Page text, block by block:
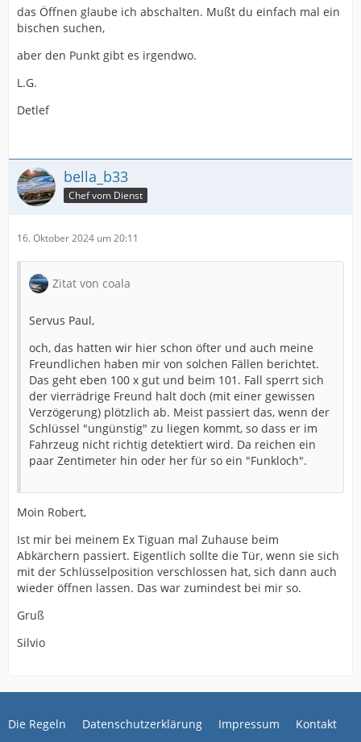
das Öffnen glaube ich abschalten. Mußt du einfach mal ein
bischen suchen,
aber den Punkt gibt es irgendwo.
L.G.
Detlef
bella_b33
Chef vom Dienst
16. Oktober 2024 um 20:11
Zitat von coala
Servus Paul,
och, das hatten wir hier schon öfter und auch meine
Freundlichen haben mir von solchen Fällen berichtet.
Das geht eben 100 x gut und beim 101. Fall sperrt sich
der vierrädrige Freund halt doch (mit einer gewissen
Verzögerung) plötzlich ab. Meist passiert das, wenn der
Schlüssel "ungünstig" zu liegen kommt, so dass er im
Fahrzeug nicht richtig detektiert wird. Da reichen ein
paar Zentimeter hin oder her für so ein "Funkloch".
Moin Robert,
Ist mir bei meinem Ex Tiguan mal Zuhause beim
Abkärchern passiert. Eigentlich sollte die Tür, wenn sie sich
mit der Schlüsselposition verschlossen hat, sich dann auch
wieder öffnen lassen. Das war zumindest bei mir so.
Gruß
Silvio
Die Regeln Datenschutzerklärung Impressum Kontakt